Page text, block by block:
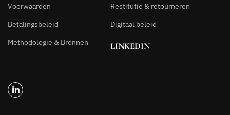
Voorwaarden
Restitutie & retourneren
Betalingsbeleid
Digitaal beleid
Methodologie & Bronnen
LINKEDIN